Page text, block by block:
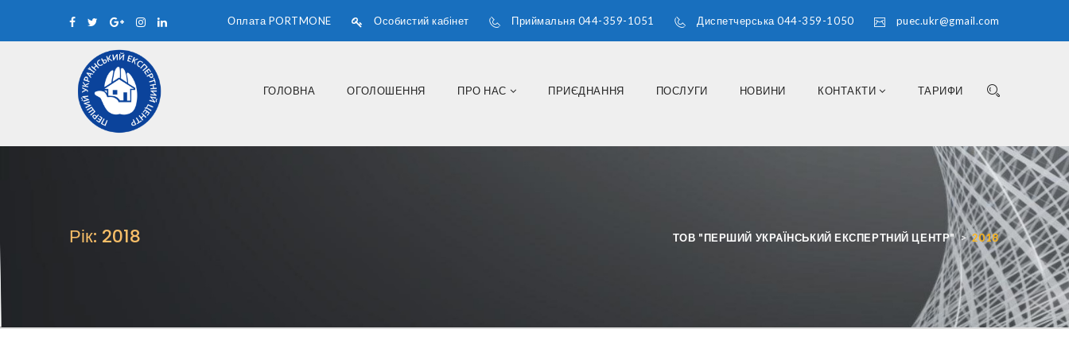
Оплата PORTMONE Особистий кабінет Приймальня 044-359-1051 Диспетчерська 044-359-1050 puec.ukr@gmail.com
ГОЛОВНА ОГОЛОШЕННЯ ПРО НАС ПРИЄДНАННЯ ПОСЛУГИ НОВИНИ КОНТАКТИ ТАРИФИ
Рік: 2018 ТОВ "ПЕРШИЙ УКРАЇНСЬКИЙ ЕКСПЕРТНИЙ ЦЕНТР">2018